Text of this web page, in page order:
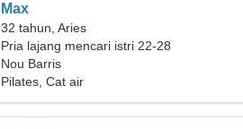
Max
32 tahun, Aries
Pria lajang mencari istri 22-28
Nou Barris
Pilates, Cat air